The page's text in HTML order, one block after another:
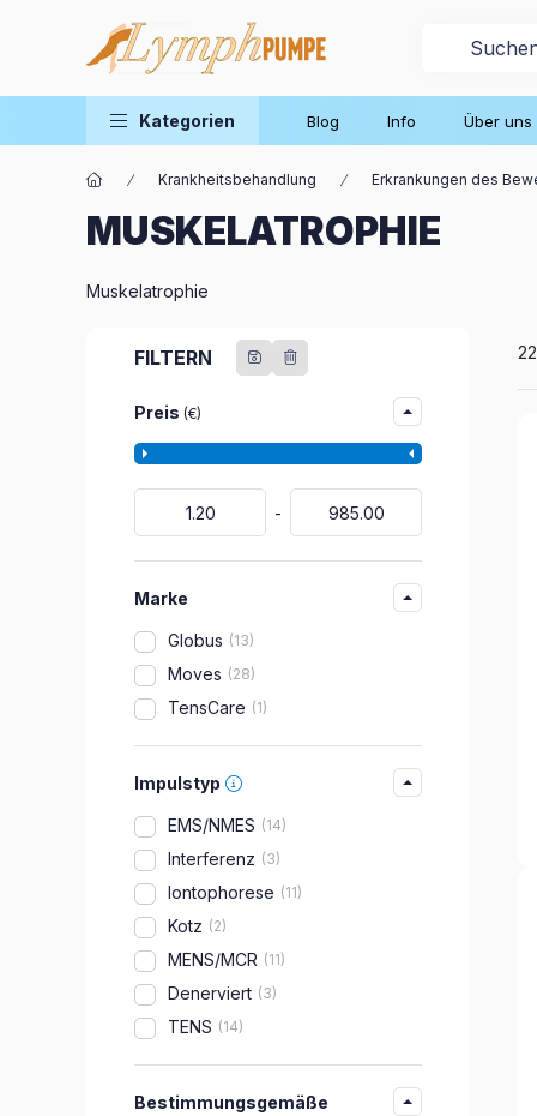
Kategorien Blog Info Über uns
Krankheitsbehandlung Erkrankungen des
MUSKELATROPHIE
Muskelatrophie
FILTERN
Preis (€)
Marke
Globus 13
Moves 28
TensCare 1
Impulstyp
EMS/NMES 14
Interferenz 3
Iontophorese 11
Kotz 2
MENS/MCR 11
Denerviert 3
TENS 14
Bestimmungsgemäße
22